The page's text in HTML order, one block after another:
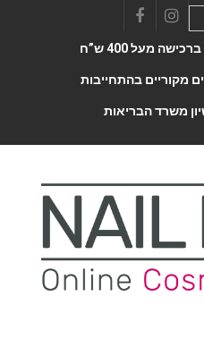
Facebook
מעל 400 ש”ח
מקוריים בהתחייבות
משרד הבריאות